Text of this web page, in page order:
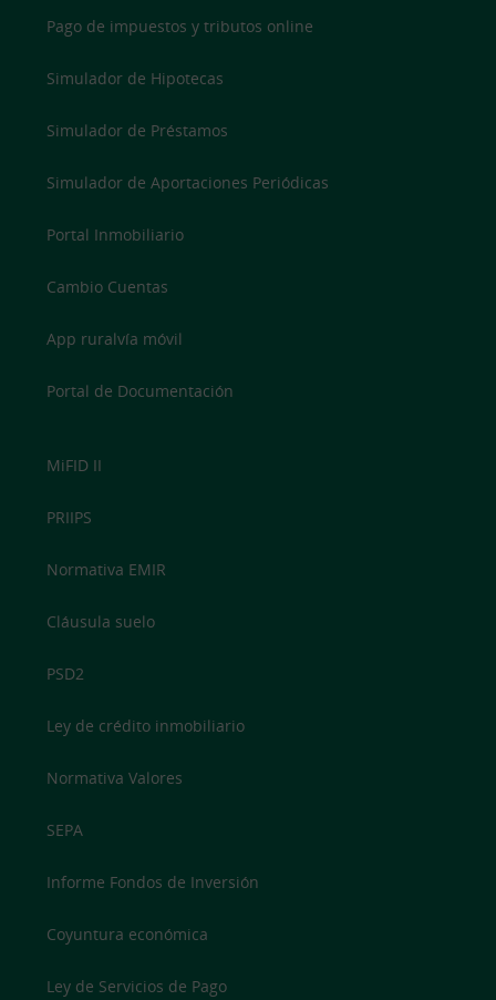
Pago de impuestos y tributos online
Simulador de Hipotecas
Simulador de Préstamos
Simulador de Aportaciones Periódicas
Portal Inmobiliario
Cambio Cuentas
App ruralvía móvil
Portal de Documentación
MiFID II
PRIIPS
Normativa EMIR
Cláusula suelo
PSD2
Ley de crédito inmobiliario
Normativa Valores
SEPA
Informe Fondos de Inversión
Coyuntura económica
Ley de Servicios de Pago